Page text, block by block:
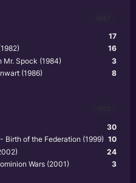
17
16
3
Mr. Spock (1984)
8
(1986)
30
10
Birth of the Federation (1999)
24
3
Wars (2001)